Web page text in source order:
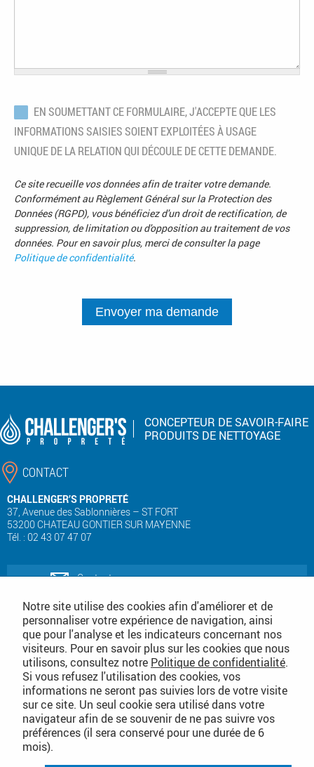
RGPD*
EN SOUMETTANT CE FORMULAIRE, J'ACCEPTE QUE LES
INFORMATIONS SAISIES SOIENT EXPLOITÉES À USAGE
UNIQUE DE LA RELATION QUI DÉCOULE DE CETTE DEMANDE.
Ce site recueille vos données afin de traiter votre demande.
Conformément au Règlement Général sur la Protection des
Données (RGPD), vous bénéficiez d'un droit de rectification, de
suppression, de limitation ou d'opposition au traitement de vos
données. Pour en savoir plus, merci de consulter la page
Politique de confidentialité.
Envoyer ma demande
CONCEPTEUR DE SAVOIR-FAIRE
PRODUITS DE NETTOYAGE
CONTACT
CHALLENGER’S PROPRETÉ
37, Avenue des Sablonnières – ST FORT
53200 CHATEAU GONTIER SUR MAYENNE
Tél. : 02 43 07 47 07
Contactez-nous
Téléchargez notre catalogue produits
de nettoyage
Téléchargez notre
catalogue consommables
Conditions Générales de Vente
Notre site utilise des cookies afin d'améliorer et de
personnaliser votre expérience de navigation, ainsi
que pour l'analyse et les indicateurs concernant nos
visiteurs. Pour en savoir plus sur les cookies que nous
utilisons, consultez notre Politique de confidentialité.
Si vous refusez l'utilisation des cookies, vos
informations ne seront pas suivies lors de votre visite
sur ce site. Un seul cookie sera utilisé dans votre
navigateur afin de se souvenir de ne pas suivre vos
préférences (il sera conservé pour une durée de 6
mois).